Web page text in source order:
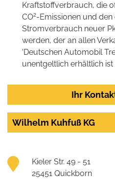
Kraftstoffverbrauch, die
CO2-Emissionen und den
Stromverbrauch neuer
werden, der an allen
'Deutschen Automobil
unentgeltlich erhältlich
Ihr
Wilhelm Kuhfuß KG
Kieler Str. 49 - 51
25451 Quickborn